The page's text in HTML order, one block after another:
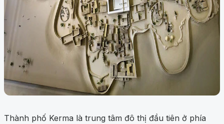
Thành phố Kerma là trung tâm đô thị đầu tiên ở phía